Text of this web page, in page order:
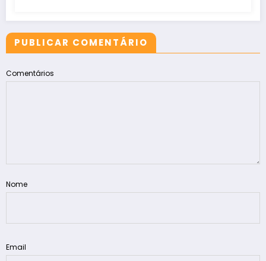
PUBLICAR COMENTÁRIO
Comentários
Nome
Email